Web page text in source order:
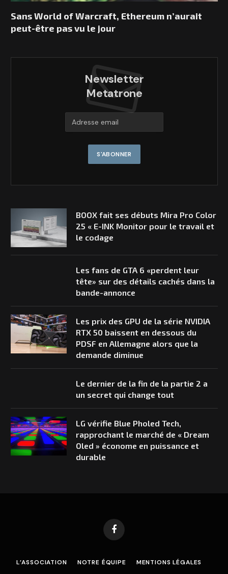
Sans World of Warcraft, Ethereum n’aurait
peut-être pas vu le jour
Newsletter
Metatrone
BOOX fait ses débuts Mira Pro Color
25 « E-INK Monitor pour le travail et
le codage
Les fans de GTA 6 «perdent leur
tête» sur des détails cachés dans la
bande-annonce
Les prix des GPU de la série NVIDIA
RTX 50 baissent en dessous du
PDSF en Allemagne alors que la
demande diminue
Le dernier de la fin de la partie 2 a
un secret qui change tout
LG vérifie Blue Pholed Tech,
rapprochant le marché de « Dream
Oled » économe en puissance et
durable
Facebook
L’ASSOCIATION NOTRE ÉQUIPE
MENTIONS LÉGALES